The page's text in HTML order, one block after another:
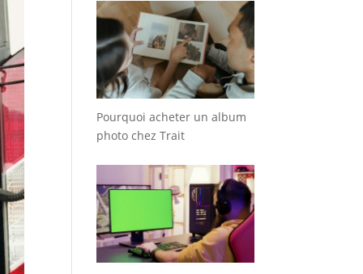
Pourquoi acheter un album
photo chez Trait